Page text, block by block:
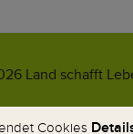
Land schafft
Cookies